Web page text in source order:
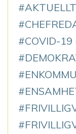
AKTUELLT
COVID-19